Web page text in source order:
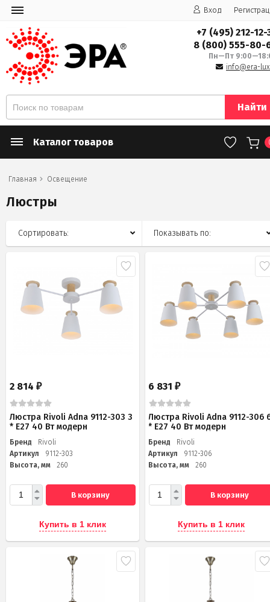
Вход
+7 (495) 212-12-
8 (800) 555-80-
Пн—Пт
info@era-
Найти
Каталог товаров
Главная Освещение
Люстры
Сортировать: Показывать по:
2 814 ₽
Люстра Rivoli Adna 9112-303 3
* Е27 40 Вт модерн
Бренд
Rivoli
Артикул
9112-303
Высота, мм
260
В корзину
Купить в 1 клик
6 831₽
Люстра Rivoli Adna 9112-306
* Е27 40 Вт модерн
Бренд
Rivoli
Артикул
9112-306
Высота, мм
260
В корзину
Купить в 1 клик